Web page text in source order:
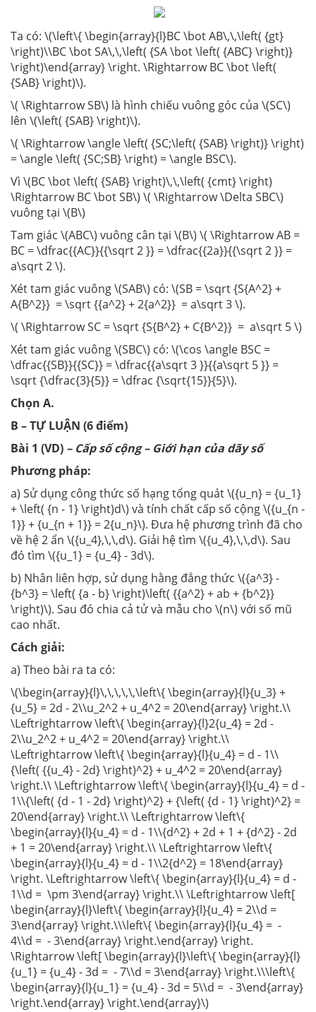
Ta có: \(\left\{ \begin{array}{l}BC \bot AB\,\,\left( {gt}
\right)\\BC \bot SA\,\,\left( {SA \bot \left( {ABC} \right)}
\right)\end{array} \right. \Rightarrow BC \bot \left(
{SAB} \right)\).
\( \Rightarrow SB\) là hình chiếu vuông góc của \(SC\)
lên \(\left( {SAB} \right)\).
\( \Rightarrow \angle \left( {SC;\left( {SAB} \right)} \right)
= \angle \left( {SC;SB} \right) = \angle BSC\).
Vì \(BC \bot \left( {SAB} \right)\,\,\left( {cmt} \right)
\Rightarrow BC \bot SB\) \( \Rightarrow \Delta SBC\)
vuông tại \(B\)
Tam giác \(ABC\) vuông cân tại \(B\) \( \Rightarrow AB =
BC = \dfrac{{AC}}{{\sqrt 2 }} = \dfrac{{2a}}{{\sqrt 2 }} =
a\sqrt 2 \).
Xét tam giác vuông \(SAB\) có: \(SB = \sqrt {S{A^2} +
A{B^2}} = \sqrt {{a^2} + 2{a^2}} = a\sqrt 3 \).
\( \Rightarrow SC = \sqrt {S{B^2} + C{B^2}} = a\sqrt 5 \)
Xét tam giác vuông \(SBC\) có: \(\cos \angle BSC =
\dfrac{{SB}}{{SC}} = \dfrac{{a\sqrt 3 }}{{a\sqrt 5 }} =
\sqrt {\dfrac{3}{5}} = \dfrac {\sqrt{15}}{5}\).
Chọn A.
B – TỰ LUẬN (6 điểm)
Bài 1 (VD) – Cấp số cộng – Giới hạn của dãy số
Phương pháp:
a) Sử dụng công thức số hạng tổng quát \({u_n} = {u_1}
+ \left( {n - 1} \right)d\) và tính chất cấp số cộng \({u_{n -
1}} + {u_{n + 1}} = 2{u_n}\). Đưa hệ phương trình đã cho
về hệ 2 ẩn \({u_4},\,\,d\). Giải hệ tìm \({u_4},\,\,d\). Sau
đó tìm \({u_1} = {u_4} - 3d\).
b) Nhân liên hợp, sử dụng hằng đẳng thức \({a^3} -
{b^3} = \left( {a - b} \right)\left( {{a^2} + ab + {b^2}}
\right)\). Sau đó chia cả tử và mẫu cho \(n\) với số mũ
cao nhất.
Cách giải:
a) Theo bài ra ta có:
\(\begin{array}{l}\,\,\,\,\,\left\{ \begin{array}{l}{u_3} +
{u_5} = 2d - 2\\u_2^2 + u_4^2 = 20\end{array} \right.\\
\Leftrightarrow \left\{ \begin{array}{l}2{u_4} = 2d -
2\\u_2^2 + u_4^2 = 20\end{array} \right.\\
\Leftrightarrow \left\{ \begin{array}{l}{u_4} = d - 1\\
{\left( {{u_4} - 2d} \right)^2} + u_4^2 = 20\end{array}
\right.\\ \Leftrightarrow \left\{ \begin{array}{l}{u_4} = d -
1\\{\left( {d - 1 - 2d} \right)^2} + {\left( {d - 1} \right)^2} =
20\end{array} \right.\\ \Leftrightarrow \left\{
\begin{array}{l}{u_4} = d - 1\\{d^2} + 2d + 1 + {d^2} - 2d
+ 1 = 20\end{array} \right.\\ \Leftrightarrow \left\{
\begin{array}{l}{u_4} = d - 1\\2{d^2} = 18\end{array}
\right. \Leftrightarrow \left\{ \begin{array}{l}{u_4} = d -
1\\d = \pm 3\end{array} \right.\\ \Leftrightarrow \left[
\begin{array}{l}\left\{ \begin{array}{l}{u_4} = 2\\d =
3\end{array} \right.\\\left\{ \begin{array}{l}{u_4} = -
4\\d = - 3\end{array} \right.\end{array} \right.
\Rightarrow \left[ \begin{array}{l}\left\{ \begin{array}{l}
{u_1} = {u_4} - 3d = - 7\\d = 3\end{array} \right.\\\left\{
\begin{array}{l}{u_1} = {u_4} - 3d = 5\\d = - 3\end{array}
\right.\end{array} \right.\end{array}\)